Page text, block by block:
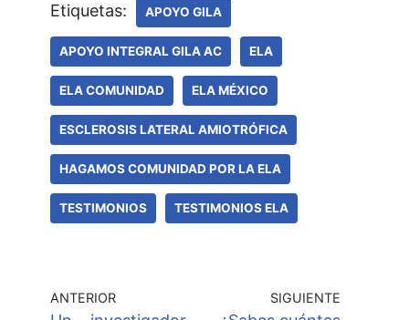
Etiquetas: APOYO GILA
APOYO INTEGRAL GILA AC ELA
ELA COMUNIDAD ELA MÉXICO
ESCLEROSIS LATERAL AMIOTRÓFICA
HAGAMOS COMUNIDAD POR LA ELA
TESTIMONIOS TESTIMONIOS ELA
ANTERIOR SIGUIENTE